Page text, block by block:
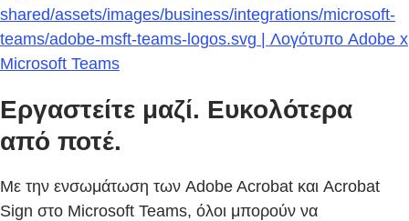
shared/assets/images/business/integrations/microsoft-
teams/adobe-msft-teams-logos.svg | Λογότυπο Adobe x
Microsoft Teams
Εργαστείτε μαζί. Ευκολότερα
από ποτέ.
Με την ενσωμάτωση των Adobe Acrobat και Acrobat
Sign στο Microsoft Teams, όλοι μπορούν να